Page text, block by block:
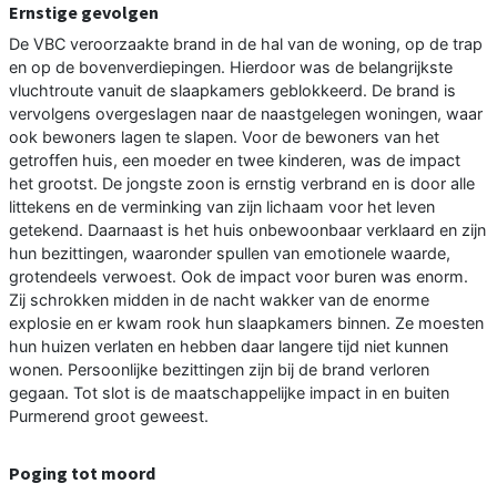
Ernstige gevolgen
De VBC veroorzaakte brand in de hal van de woning, op de trap
en op de bovenverdiepingen. Hierdoor was de belangrijkste
vluchtroute vanuit de slaapkamers geblokkeerd. De brand is
vervolgens overgeslagen naar de naastgelegen woningen, waar
ook bewoners lagen te slapen. Voor de bewoners van het
getroffen huis, een moeder en twee kinderen, was de impact
het grootst. De jongste zoon is ernstig verbrand en is door alle
littekens en de verminking van zijn lichaam voor het leven
getekend. Daarnaast is het huis onbewoonbaar verklaard en zijn
hun bezittingen, waaronder spullen van emotionele waarde,
grotendeels verwoest. Ook de impact voor buren was enorm.
Zij schrokken midden in de nacht wakker van de enorme
explosie en er kwam rook hun slaapkamers binnen. Ze moesten
hun huizen verlaten en hebben daar langere tijd niet kunnen
wonen. Persoonlijke bezittingen zijn bij de brand verloren
gegaan. Tot slot is de maatschappelijke impact in en buiten
Purmerend groot geweest.
Poging tot moord